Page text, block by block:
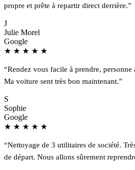
propre et prête à repartir direct derrière.”
J
Julie Morel
Google
★ ★ ★ ★ ★
“Rendez vous facile à prendre,
Ma voiture sent très bon maintenant.”
S
Sophie
Google
★ ★ ★ ★ ★
“Nettoyage de 3 utilitaires de société.
de départ. Nous allons sûrement